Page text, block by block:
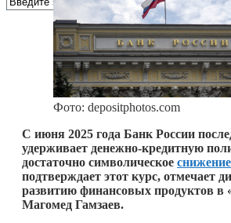
Фото: depositphotos.com
С июня 2025 года Банк России
удерживает денежно-кредитную
достаточно символическое снижение
подтверждает этот курс, отмечает
развитию финансовых продуктов в
Магомед Гамзаев.